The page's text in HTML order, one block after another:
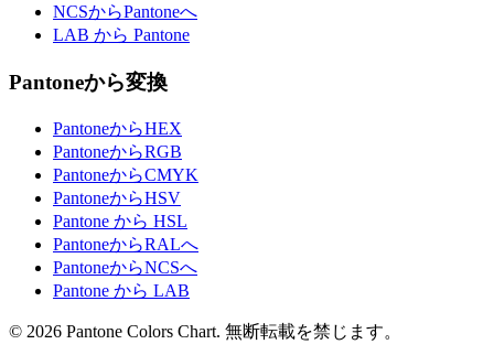
NCSからPantoneへ
LAB から Pantone
Pantoneから変換
PantoneからHEX
PantoneからRGB
PantoneからCMYK
PantoneからHSV
Pantone から HSL
PantoneからRALへ
PantoneからNCSへ
Pantone から LAB
© 2026 Pantone Colors Chart. 無断転載を禁じます。